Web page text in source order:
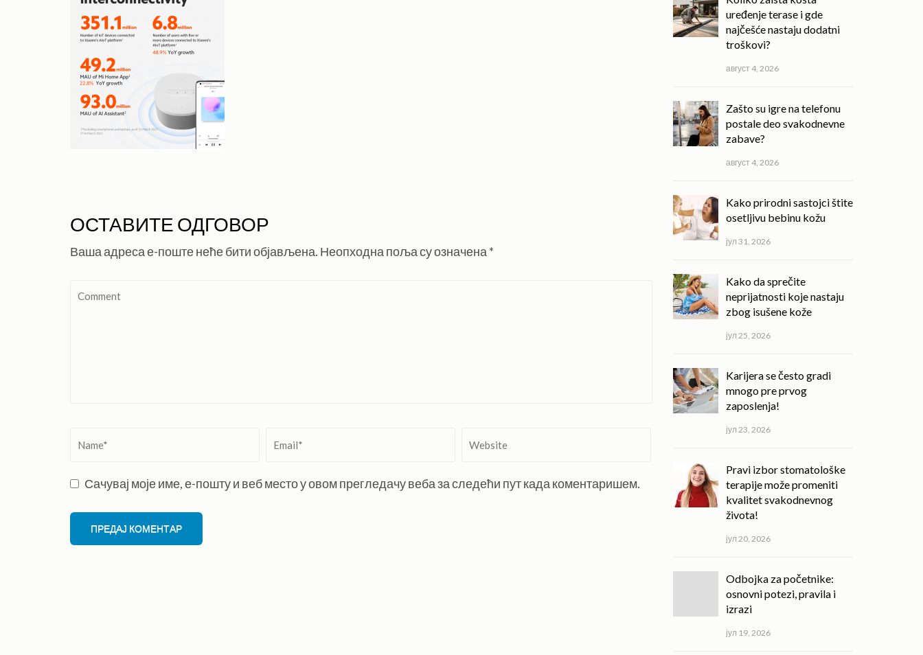
ОСТАВИТЕ ОДГОВОР
Ваша адреса е-поште неће бити објављена. Неопходна поља су означена *
Comment
Сачувај моје име, е-пошту и веб место у овом прегледачу веба за следећи пут када коментаришем.
uređenje terase i gde
najčešće nastaju dodatni
troškovi?
август 4, 2026
Zašto su igre na telefonu
postale deo svakodnevne
zabave?
август 4, 2026
Kako prirodni sastojci štite
osetljivu bebinu kožu
јул 31, 2026
Kako da sprečite
neprijatnosti koje nastaju
zbog isušene kože
јул 25, 2026
Karijera se često gradi
mnogo pre prvog
zaposlenja!
јул 23, 2026
Pravi izbor stomatološke
terapije može promeniti
kvalitet svakodnevnog
života!
јул 20, 2026
Odbojka za početnike:
osnovni potezi, pravila i
izrazi
јул 19, 2026